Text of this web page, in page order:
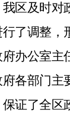
区及时对
了调整，
办公室主
各部门主
证了全区